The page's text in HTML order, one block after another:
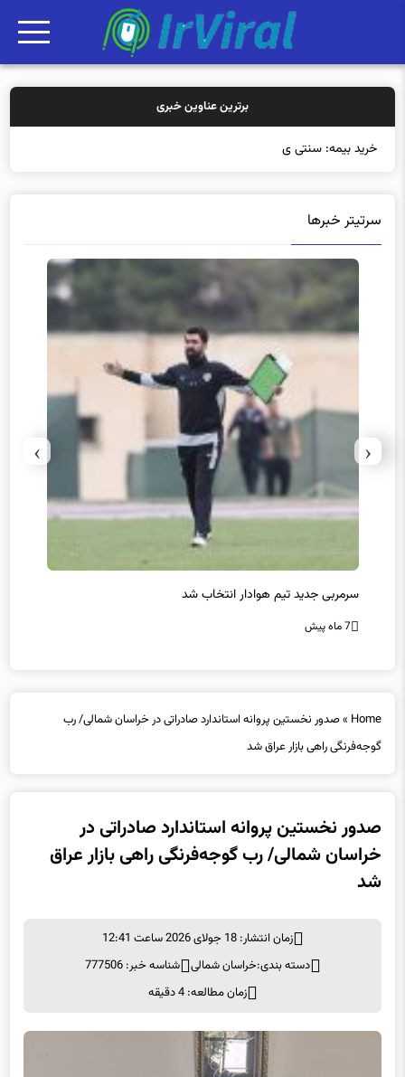
برترین عناوین خبری
خرید بیمه: سنتی یا آنلاین؟ ک
سرتیتر خبرها
سرمربی جدید تیم هوادار انتخاب شد
7 ماه پیش
‹
›
Home
»صدور نخستین پروانه استاندارد صادراتی در خراسان شمالی/ رب
گوجه‌فرنگی راهی بازار عراق شد
صدور نخستین پروانه استاندارد صادراتی در
خراسان شمالی/ رب گوجه‌فرنگی راهی بازار عراق
شد
زمان انتشار: 18 جولای 2026 ساعت 12:41
دسته بندی:خراسان شمالی
شناسه خبر: 777506
زمان مطالعه: 4 دقیقه